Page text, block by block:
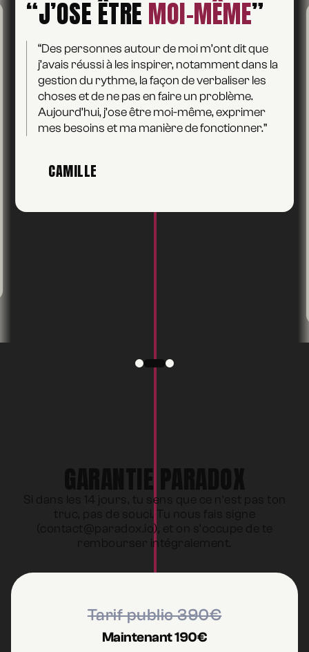
CAMILLE
“J’OSE ÊTRE MOI-MÊME”
“Des personnes autour de moi m’ont dit que
j’avais réussi à les inspirer, notamment dans la
gestion du rythme, la façon de verbaliser les
choses et de ne pas en faire un problème.
Aujourd’hui, j’ose être moi-même, exprimer
mes besoins et ma manière de fonctionner.”
Si dans les 14 jours, tu sens que ce n'est pas ton
), et on s'occupe de te
rembourser intégralement.
Tarif public 390€
Maintenant 190€